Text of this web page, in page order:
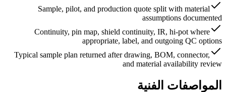
Sample, pilot, and production quote split with material
assumptions documented
Continuity, pin map, shield continuity, IR, hi-pot where
appropriate, label, and outgoing QC options
Typical sample plan returned after drawing, BOM, connector,
and material availability review
المواصفات الفنية